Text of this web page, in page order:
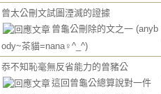
曾太公刪文試圖湮滅的證據
曾龜公刪除的文之一 (anyb
ody~茶貓=nana♀^_^)
忝不知恥毫無反省能力的曾豬公
這回曾龜公總算說對一件